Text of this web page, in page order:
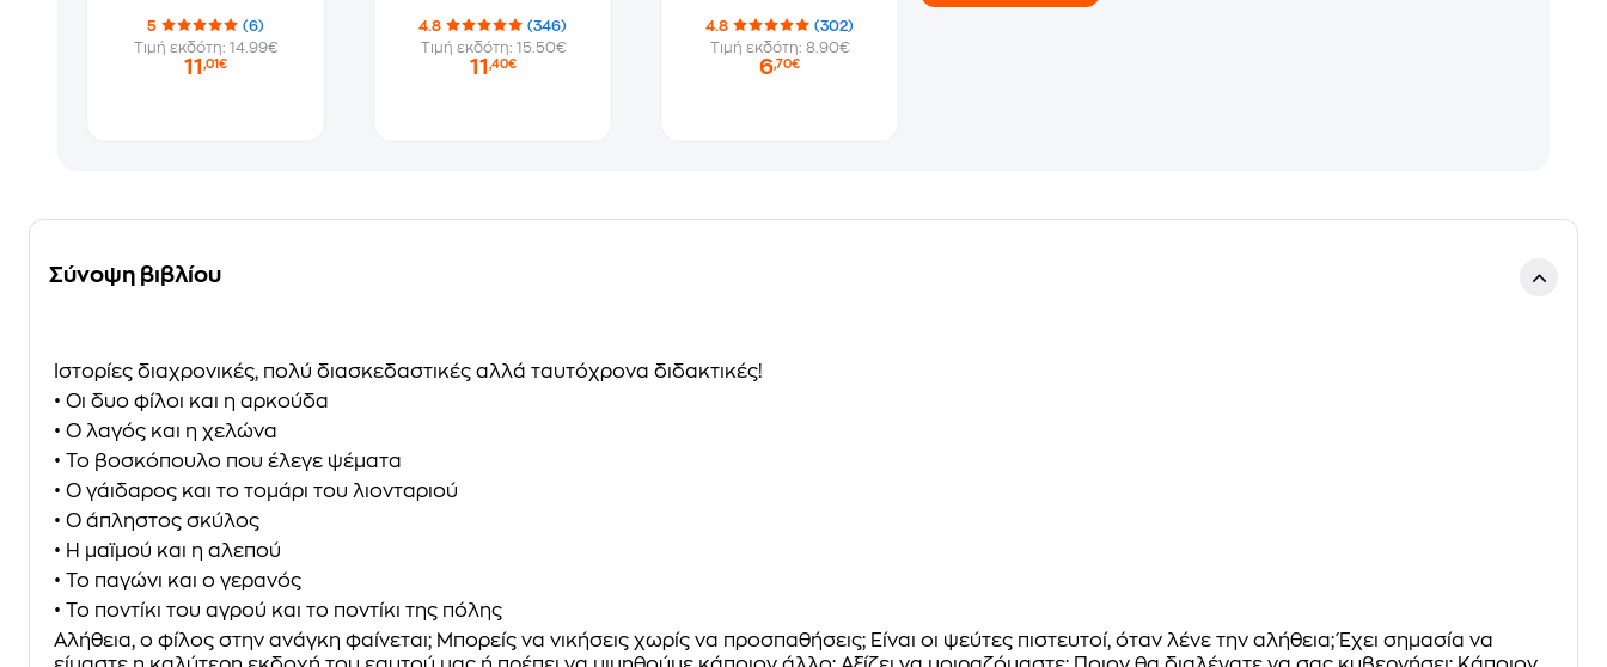
5
(6)
Τιμή εκδότη: 14.99€
11 ,01€
4.8
(346)
Τιμή εκδότη: 15.50€
11 ,40€
4.8
(302)
Τιμή εκδότη: 8.90€
6,70€
Σύνοψη βιβλίου
Ιστορίες διαχρονικές, πολύ διασκεδαστικές αλλά ταυτόχρονα διδακτικές!
• Οι δυο φίλοι και η αρκούδα
• Ο λαγός και η χελώνα
• Το βοσκόπουλο που έλεγε ψέματα
• Ο γάιδαρος και το τομάρι του λιονταριού
• Ο άπληστος σκύλος
• Η μαϊμού και η αλεπού
• Το παγώνι και ο γερανός
• Το ποντίκι του αγρού και το ποντίκι της πόλης
Αλήθεια, ο φίλος στην ανάγκη φαίνεται; Μπορείς να νικήσεις χωρίς να προσπαθήσεις; Είναι οι ψεύτες πιστευτοί, όταν λένε την αλήθεια; Έχει σημασία να